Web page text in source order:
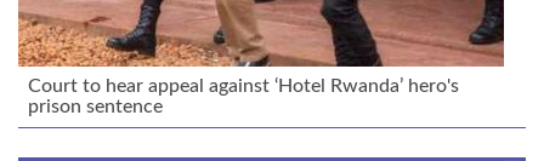
Court to hear appeal against ‘Hotel Rwanda’ hero's
prison sentence